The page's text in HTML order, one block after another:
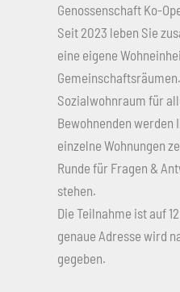
Genossenschaft Ko-
Seit 2023 leben Sie
eine eigene
Sozialwohnraum für
Bewohnenden werden
einzelne Wohnungen
Runde für Fragen &
stehen.
Die Teilnahme ist auf
genaue Adresse wird
gegeben.